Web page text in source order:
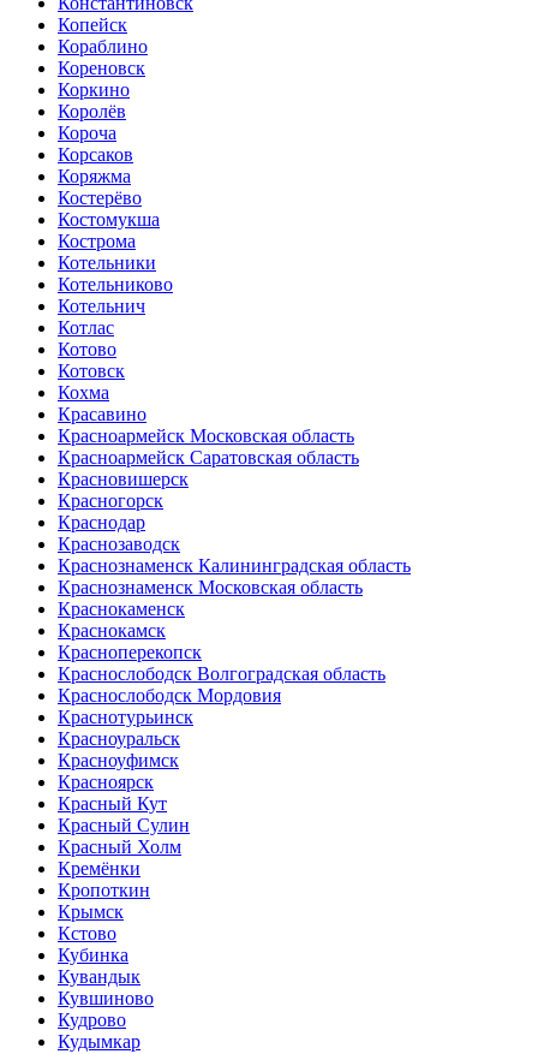
Копейск
Кораблино
Кореновск
Коркино
Королёв
Короча
Корсаков
Коряжма
Костерёво
Костомукша
Кострома
Котельники
Котельниково
Котельнич
Котлас
Котово
Котовск
Кохма
Красавино
Красноармейск Московская область
Красноармейск Саратовская область
Красновишерск
Красногорск
Краснодар
Краснозаводск
Краснознаменск Калининградская область
Краснознаменск Московская область
Краснокаменск
Краснокамск
Красноперекопск
Краснослободск Волгоградская область
Краснослободск Мордовия
Краснотурьинск
Красноуральск
Красноуфимск
Красноярск
Красный Кут
Красный Сулин
Красный Холм
Кремёнки
Кропоткин
Крымск
Кстово
Кубинка
Кувандык
Кувшиново
Кудрово
Кудымкар